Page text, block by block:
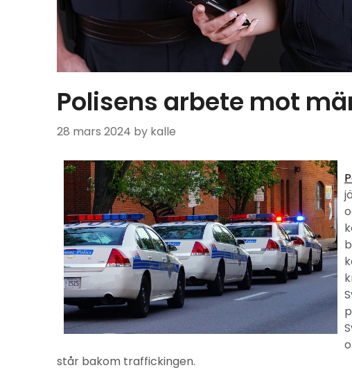
Polisens arbete mot
28 mars 2024 by kalle
står bakom traffickingen.